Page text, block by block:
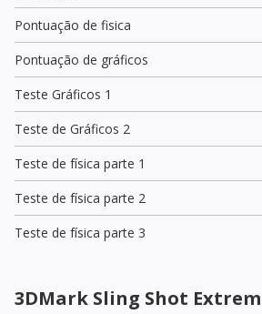
Pontuação de fisica
Pontuação de gráficos
Teste Gráficos 1
Teste de Gráficos 2
Teste de física parte 1
Teste de física parte 2
Teste de física parte 3
3DMark Sling Shot